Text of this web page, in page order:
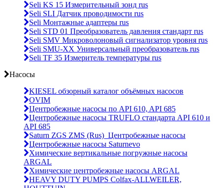
Seli KS 15 Измерительный зонд rus
Seli SLI Датчик проводимости rus
Seli Монтажные адаптеры rus
Seli STD 01 Преобразователь давления стандарт rus
Seli SMV Микроволоновый сигнализатор уровня rus
Seli SMU-ХХ Универсальный преобразователь rus
Seli TF 35 Измеритель температуры rus
Насосы
KIESEL обзорный каталог объёмных насосов
OVIM
Центробежные насосы по API 610, API 685
Центробежные насосы TRUFLO стандарта API 610 и
API 685
Saturn ZGS ZMS (Rus)_Центробежные насосы
Центробежные насосы Saturnevo
Химические вертикальные погружные насосы
ARGAL
Химические центробежные насосы ARGAL
HEAVY DUTY PUMPS Colfax-ALLWEILER,